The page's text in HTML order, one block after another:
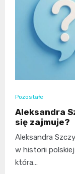
Pozostałe
Aleksandra
się zajmuje?
Aleksandra
w historii
która…